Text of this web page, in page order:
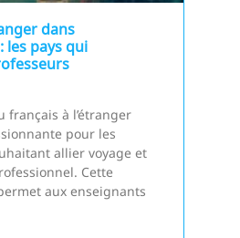
dans
les pays qui
français à l’étranger
pour les
allier voyage et
Cette
aux enseignants